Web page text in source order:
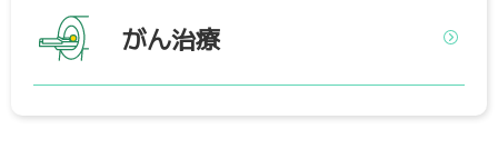
がん治療